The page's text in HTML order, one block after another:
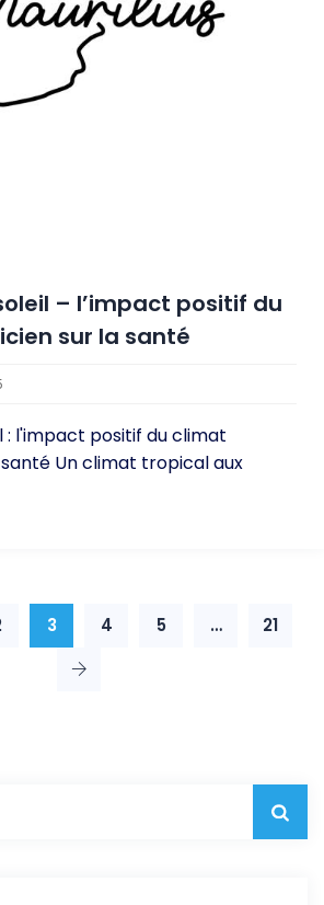
– l’impact positif du
sur la santé
: l'impact positif du climat
Un climat tropical aux
3 4 5 … 21